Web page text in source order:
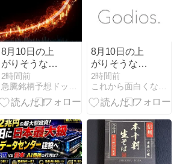
8月10日の上
がりそうな注
目の銘柄
2時間前
急騰銘柄予想ドットコム
8月10日の上
がりそうな注
目の株銘柄
2時間前
これから面白くなりそうな株銘柄